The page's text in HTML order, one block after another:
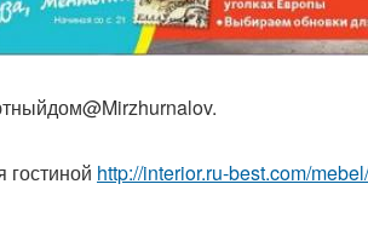
гостиной http://interior.ru-best.com/